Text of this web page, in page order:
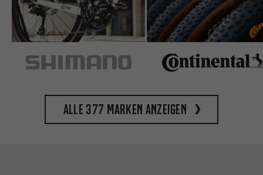
Alle 377 Marken anzeigen